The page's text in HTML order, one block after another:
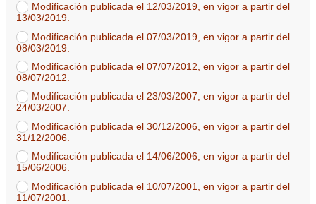
Modificación publicada el 12/03/2019, en vigor a partir del
13/03/2019.
Modificación publicada el 07/03/2019, en vigor a partir del
08/03/2019.
Modificación publicada el 07/07/2012, en vigor a partir del
08/07/2012.
Modificación publicada el 23/03/2007, en vigor a partir del
24/03/2007.
Modificación publicada el 30/12/2006, en vigor a partir del
31/12/2006.
Modificación publicada el 14/06/2006, en vigor a partir del
15/06/2006.
Modificación publicada el 10/07/2001, en vigor a partir del
11/07/2001.